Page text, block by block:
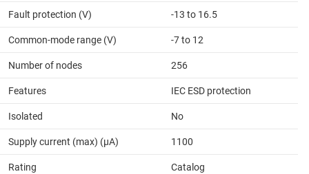
Fault protection (V) -13 to 16.5
Common-mode range (V) -7 to 12
Number of nodes 256
Features IEC ESD protection
Isolated No
Supply current (max) (µA) 1100
Rating Catalog